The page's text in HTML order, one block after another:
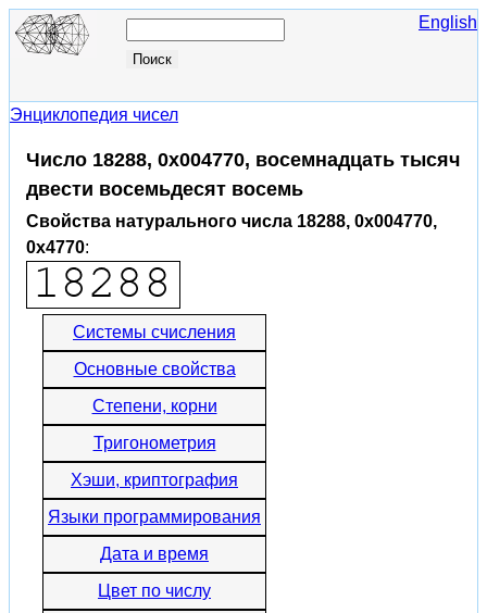
English
Энциклопедия чисел
Число 18288, 0x004770, восемнадцать тысяч
двести восемьдесят восемь
Свойства натурального числа 18288, 0x004770,
0x4770:
Системы счисления
Основные свойства
Степени, корни
Тригонометрия
Хэши, криптография
Языки программирования
Дата и время
Цвет по числу